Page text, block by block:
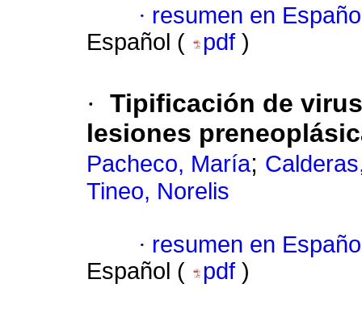
· resumen en
Español (
pdf )
· Tipificación de
lesiones
Pacheco, María;
Tineo, Norelis
· resumen en
Español (
pdf )